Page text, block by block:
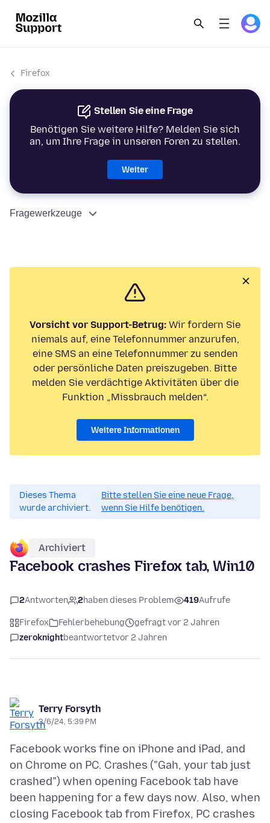
Firefox
Stellen Sie eine Frage
Benötigen Sie weitere Hilfe? Melden Sie sich
an, um Ihre Frage in unseren Foren zu stellen.
Weiter
Fragewerkzeuge
Vorsicht vor Support-Betrug: Wir fordern Sie
niemals auf, eine Telefonnummer anzurufen,
eine SMS an eine Telefonnummer zu senden
oder persönliche Daten preiszugeben. Bitte
melden Sie verdächtige Aktivitäten über die
Funktion „Missbrauch melden“.
Weitere Informationen
Dieses Thema
wurde archiviert.
Bitte stellen Sie eine neue Frage,
wenn Sie Hilfe benötigen.
Archiviert
Facebook crashes Firefox tab, Win10
2Antworten 2haben dieses Problem 419Aufrufe
Firefox Fehlerbehebung
gefragt vor 2 Jahren
zeroknightbeantwortetvor 2 Jahren
Terry Forsyth
3/6/24, 5:39 PM
Facebook works fine on iPhone and iPad, and
on Chrome on PC. Crashes ("Gah, your tab just
crashed") when opening Facebook tab have
been happening for a few days now. Also, when
closing Facebook tab from Firefox, PC crashes